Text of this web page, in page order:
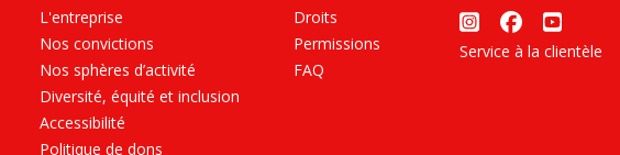
L'entreprise
Nos convictions
Nos sphères d’activité
Diversité, équité et inclusion
Accessibilité
Politique de dons
Droits
Permissions
FAQ
Service à la clientèle